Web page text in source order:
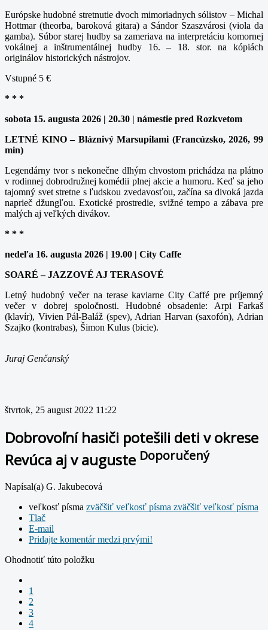
Európske hudobné stretnutie dvoch mimoriadnych sólistov – Michal
Hottmar (theorba, baroková gitara) a Sándor Szaszvárosi (viola da
gamba). Súbor starej hudby sa zameriava na interpretáciu komornej
vokálnej a inštrumentálnej hudby 16. – 18. stor. na kópiách
originálov historických nástrojov.
Vstupné 5 €
* * *
sobota 15. augusta 2026 | 20.30 | námestie pred Rozkvetom
LETNÉ KINO – Bláznivý Marsupilami (Francúzsko, 2026, 99
min)
Legendárny tvor s nekonečne dlhým chvostom prichádza na plátno
v rodinnej dobrodružnej komédii plnej akcie a humoru. Keď sa jeho
tajomný svet stretne s ľudskou zvedavosťou, začína sa divoká jazda
naprieč džungľou. Exotické prostredie, svižné tempo a zábava pre
malých aj veľkých divákov.
* * *
nedeľa 16. augusta 2026 | 19.00 | City Caffe
SOARÉ – JAZZOVÉ AJ TERASOVÉ
Letný hudobný večer na terase kaviarne City Caffé pre príjemný
večer v dobrej spoločnosti. Hudobné obsadenie: Arpi Farkaš
(klavír), Vivien Pál-Baláž (spev), Adrian Harvan (saxofón), Adrian
Szajko (kontrabas), Šimon Kulus (bicie).
Juraj Genčanský
štvrtok, 25 august 2022 11:22
Dobrovoľní hasiči potešili deti v okrese
Revúca aj v auguste Doporučený
Napísal(a) G. Jakubecová
veľkosť písma zväčšiť veľkosť písma zväčšiť veľkosť písma
Tlač
E-mail
Pridajte komentár medzi prvými!
Ohodnotiť túto položku
1
2
3
4